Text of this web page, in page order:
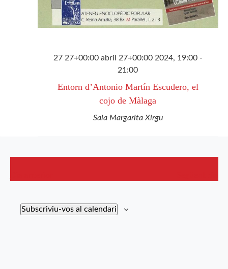
27 27+00:00 abril 27+00:00 2024, 19:00-
21:00
Entorn d’Antonio Martín Escudero, el
cojo de Màlaga
Sala Margarita Xirgu
Subscriviu-vos al calendari